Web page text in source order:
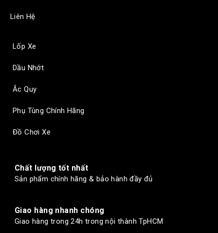
Liên Hệ
Lốp Xe
Dầu Nhớt
Ắc Quy
Phụ Tùng Chính Hãng
Đồ Chơi Xe
Chất lượng tốt nhất
Sản phẩm chính hãng & bảo hành đầy đủ
Giao hàng nhanh chóng
Giao hàng trong 24h trong nội thành TpHCM